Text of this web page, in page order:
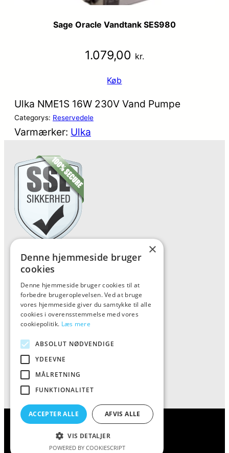
Sage Oracle Vandtank SES980
1.079,00 kr.
Køb
Ulka NME1S 16W 230V Vand Pumpe
Categorys: Reservedele
Varmærker: Ulka
Forside
Kontakt
Oversigt artikler
Kiinkiintoktok
Tlf: 7876 8672
Mail:
Kiinkiintoktok – alt til din kaffe
×
Denne hjemmeside bruger
cookies
Denne hjemmeside bruger cookies til at
forbedre brugeroplevelsen. Ved at bruge
vores hjemmeside giver du samtykke til alle
cookies i overensstemmelse med vores
cookiepolitik. Læs mere
ABSOLUT NØDVENDIGE
YDEEVNE
MÅLRETNING
FUNKTIONALITET
ACCEPTER ALLE AFVIS ALLE
VIS DETALJER
POWERED BY COOKIESCRIPT